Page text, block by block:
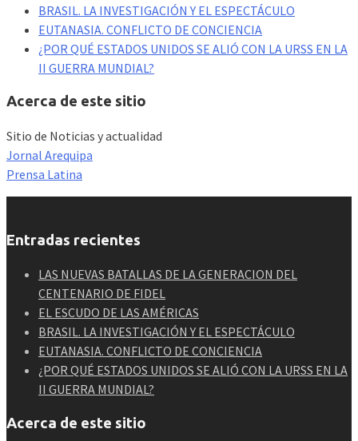
BRASIL. LA INVESTIGACIÓN Y EL ESPECTÁCULO
EUTANASIA. CONFLICTO DE CONCIENCIA
¿POR QUÉ ESTADOS UNIDOS SE ALIÓ CON LA URSS EN LA
II GUERRA MUNDIAL?
Acerca de este sitio
Sitio de Noticias y actualidad
Jornal Arequipa
Prensa Latina
Entradas recientes
LAS NUEVAS BATALLAS DE LA GENERACION DEL
CENTENARIO DE FIDEL
EL ESCUDO DE LAS AMÉRICAS
BRASIL. LA INVESTIGACIÓN Y EL ESPECTÁCULO
EUTANASIA. CONFLICTO DE CONCIENCIA
¿POR QUÉ ESTADOS UNIDOS SE ALIÓ CON LA URSS EN LA
II GUERRA MUNDIAL?
Acerca de este sitio